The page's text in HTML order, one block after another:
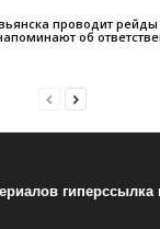
проводит
об
гиперссылка